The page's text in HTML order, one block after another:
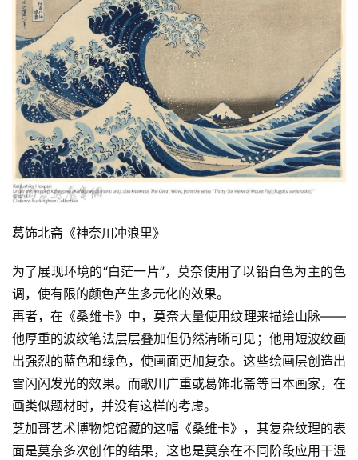
葛饰北斋《神奈川冲浪里》
为了展现环境的“白茫一片”，莫奈使用了以铅白色为主的色
调，使有限的颜色产生多元化的效果。
再者，在《桑维卡》中，莫奈大量使用纹理来描绘山脉——
他厚重的波纹笔法层层叠加但仍然清晰可见；他用短波纹画
出强烈的蓝色和绿色，使画面更加复杂。这些绘画层创造出
雪闪闪发光的效果。而歌川广重或葛饰北斋等日本画家，在
画类似题材时，并没有这样的考虑。
芝加哥艺术博物馆馆藏的这幅《桑维卡》，其复杂纹理的表
面是莫奈多次创作的结果，这也是莫奈在不同阶段应用干湿